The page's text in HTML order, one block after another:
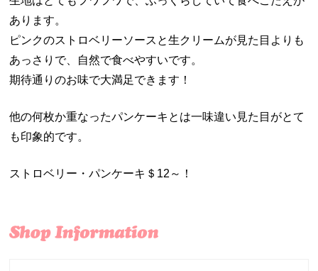
あります。
ピンクのストロベリーソースと生クリームが見た目よりも
あっさりで、自然で食べやすいです。
期待通りのお味で大満足できます！
他の何枚か重なったパンケーキとは一味違い見た目がとて
も印象的です。
ストロベリー・パンケーキ＄12～！